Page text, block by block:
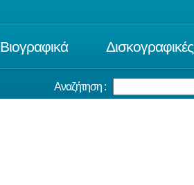
Βιογραφικά Δισκογραφικές
Αναζήτηση :